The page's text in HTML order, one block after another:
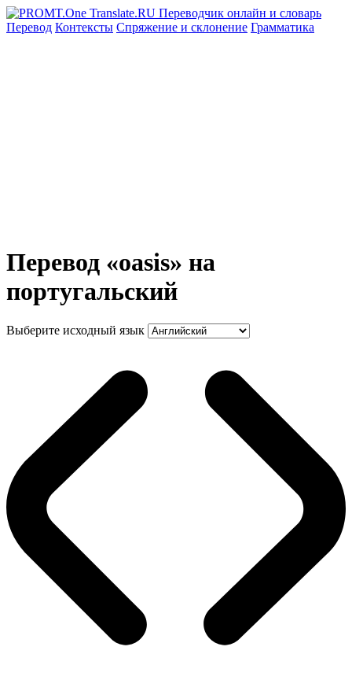
Перевод Контексты Спряжение и склонение Грамматика
Перевод «oasis» на
португальский
Выберите исходный язык